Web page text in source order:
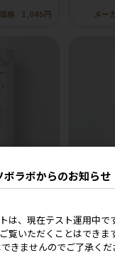
格
1,045円
メー
り3種アソー
価格 920円
犬用
産牛3種ア
メーカ
ボラボからのお知らせ
は、現在テスト運用中です
覧いただくことはできま
きませんのでご了承くだ